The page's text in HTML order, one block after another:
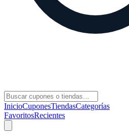
InicioCuponesTiendasCategorías
FavoritosRecientes